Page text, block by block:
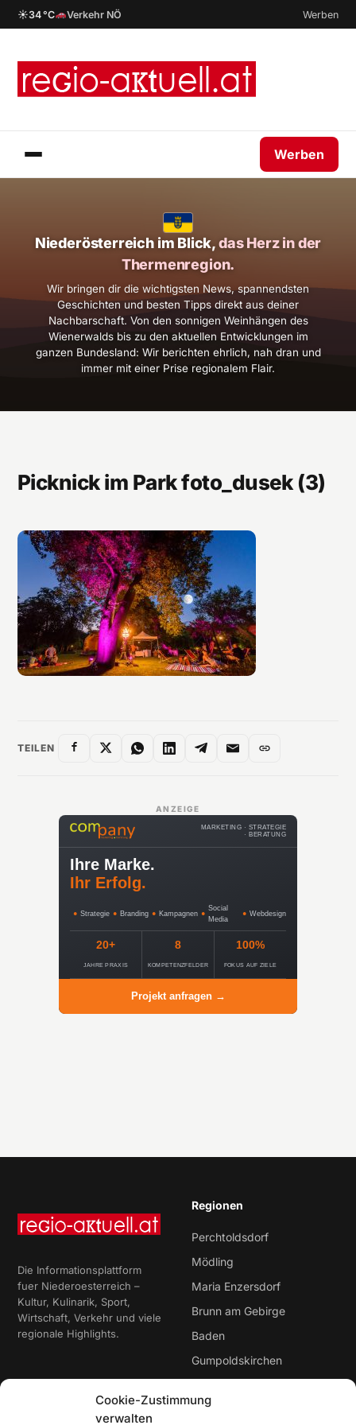
Cookie-Zustimmung
verwalten
☀34 °C Verkehr NÖ Werben
Werben
Niederösterreich im Blick,das Herz in der
Thermenregion.
Wir bringen dir die wichtigsten News, spannendsten
Geschichten und besten Tipps direkt aus deiner
Nachbarschaft. Von den sonnigen Weinhängen des
Wienerwalds bis zu den aktuellen Entwicklungen im
ganzen Bundesland: Wir berichten ehrlich, nah dran und
immer mit einer Prise regionalem Flair.
Picknick im Park foto_dusek (3)
TEILEN
ANZEIGE
MARKETING · STRATEGIE
· BERATUNG
Ihre Marke.
Ihr Erfolg.
● Strategie ● Branding ● Kampagnen ●
Social
Media
● Webdesign
20+
JAHRE PRAXIS
8
KOMPETENZFELDER
100%
FOKUS AUF ZIELE
Projekt anfragen →
Die Informationsplattform
fuer Niederoesterreich –
Kultur, Kulinarik, Sport,
Wirtschaft, Verkehr und viele
regionale Highlights.
Regionen
Perchtoldsdorf
Mödling
Maria Enzersdorf
Brunn am Gebirge
Baden
Gumpoldskirchen
Service